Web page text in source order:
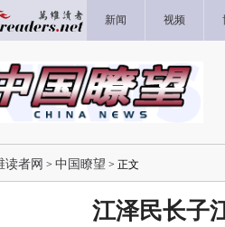
新闻 视频
读者网 > 中国瞭望 > 正文
江泽民长子